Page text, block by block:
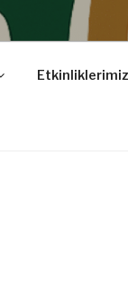
Etkinliklerimiz